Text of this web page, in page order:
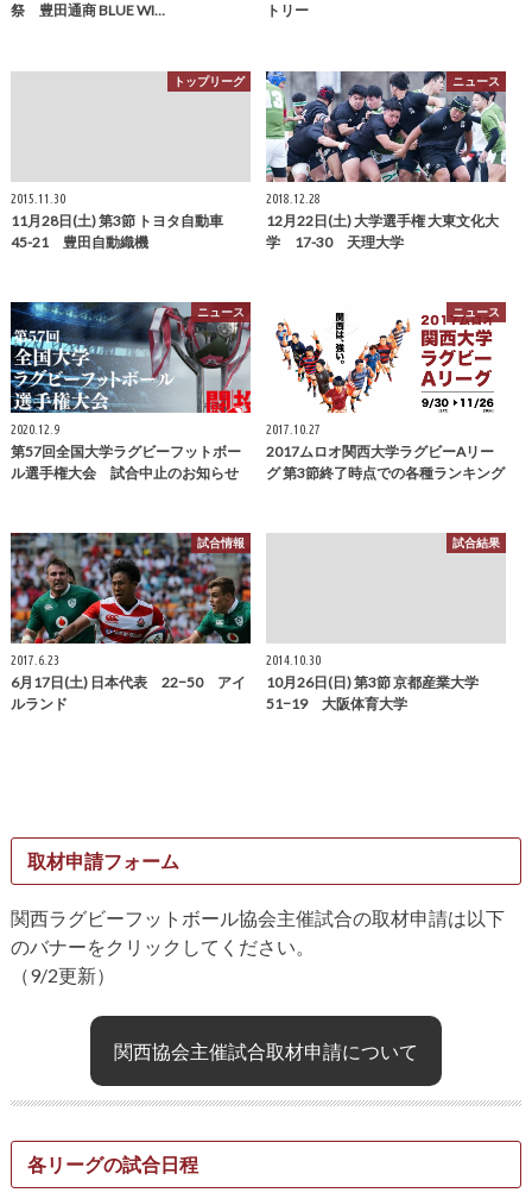
祭 豊田通商 BLUE WI…
トリー
トップリーグ
2015.11.30
11月28日(土) 第3節 トヨタ自動車
45-21 豊田自動織機
ニュース
2018.12.28
12月22日(土) 大学選手権 大東文化大
学 17-30 天理大学
ニュース
2020.12.9
第57回全国大学ラグビーフットボー
ル選手権大会 試合中止のお知らせ
ニュース
2017.10.27
2017ムロオ関西大学ラグビーAリー
グ 第3節終了時点での各種ランキング
試合情報
2017.6.23
6月17日(土) 日本代表 22−50 アイ
ルランド
試合結果
2014.10.30
10月26日(日) 第3節 京都産業大学
51−19 大阪体育大学
取材申請フォーム
関西ラグビーフットボール協会主催試合の取材申請は以下
のバナーをクリックしてください。
（9/2更新）
関西協会主催試合取材申請について
各リーグの試合日程